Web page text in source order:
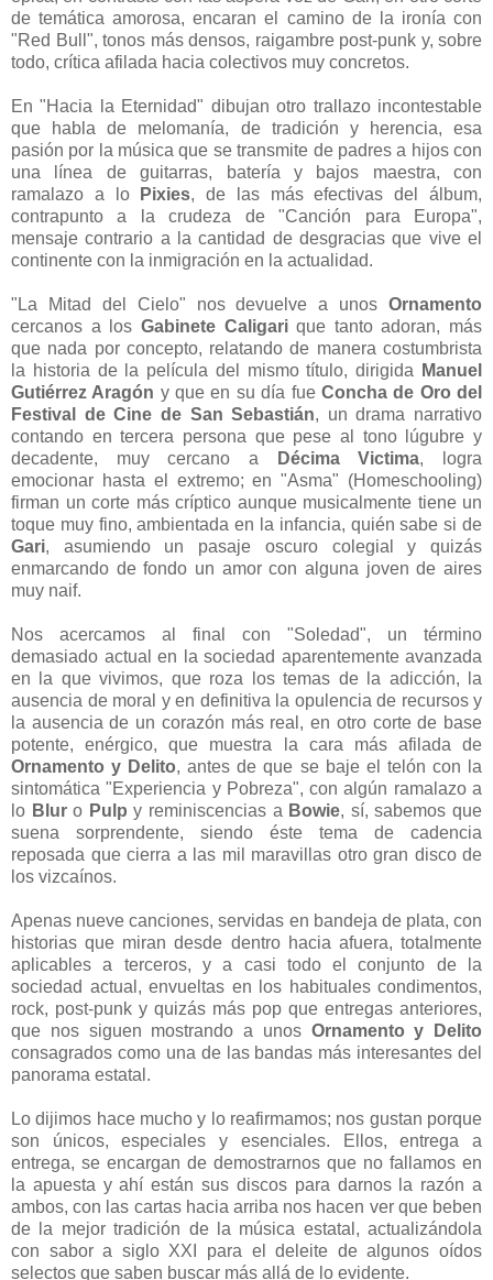
de temática amorosa, encaran el camino de la ironía con
"Red Bull", tonos más densos, raigambre post-punk y, sobre
todo, crítica afilada hacia colectivos muy concretos.
En "Hacia la Eternidad" dibujan otro trallazo incontestable
que habla de melomanía, de tradición y herencia, esa
pasión por la música que se transmite de padres a hijos con
una línea de guitarras, batería y bajos maestra, con
ramalazo a lo
Pixies, de las más efectivas del álbum,
contrapunto a la crudeza de "Canción para Europa",
mensaje contrario a la cantidad de desgracias que vive el
continente con la inmigración en la actualidad.
"La Mitad del Cielo" nos devuelve a unos Ornamento
cercanos a los Gabinete Caligarique tanto adoran, más
que nada por concepto, relatando de manera costumbrista
la historia de la película del mismo título, dirigida
Manuel
Gutiérrez Aragón y que en su día fue Concha de Oro del
Festival de Cine de San Sebastián, un drama narrativo
contando en tercera persona que pese al tono lúgubre y
decadente, muy cercano a
Décima Victima, logra
emocionar hasta el extremo; en "Asma" (Homeschooling)
firman un corte más críptico aunque musicalmente tiene un
toque muy fino, ambientada en la infancia, quién sabe si de
Gari, asumiendo un pasaje oscuro colegial y quizás
enmarcando de fondo un amor con alguna joven de aires
muy naif.
Nos acercamos al final con "Soledad", un término
demasiado actual en la sociedad aparentemente avanzada
en la que vivimos, que roza los temas de la adicción, la
ausencia de moral y en definitiva la opulencia de recursos y
la ausencia de un corazón más real, en otro corte de base
potente, enérgico, que muestra la cara más afilada de
Ornamento y Delito, antes de que se baje el telón con la
sintomática "Experiencia y Pobreza", con algún ramalazo a
lo Bluro Pulpy reminiscencias a Bowie, sí, sabemos que
suena sorprendente, siendo éste tema de cadencia
reposada que cierra a las mil maravillas otro gran disco de
los vizcaínos.
Apenas nueve canciones, servidas en bandeja de plata, con
historias que miran desde dentro hacia afuera, totalmente
aplicables a terceros, y a casi todo el conjunto de la
sociedad actual, envueltas en los habituales condimentos,
rock, post-punk y quizás más pop que entregas anteriores,
que nos siguen mostrando a unos Ornamento y Delito
consagrados como una de las bandas más interesantes del
panorama estatal.
Lo dijimos hace mucho y lo reafirmamos; nos gustan porque
son únicos, especiales y esenciales. Ellos, entrega a
entrega, se encargan de demostrarnos que no fallamos en
la apuesta y ahí están sus discos para darnos la razón a
ambos, con las cartas hacia arriba nos hacen ver que beben
de la mejor tradición de la música estatal, actualizándola
con sabor a siglo XXI para el deleite de algunos oídos
selectos que saben buscar más allá de lo evidente.